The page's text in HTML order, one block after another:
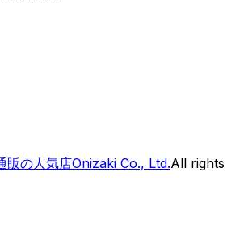
販の人気店Onizaki Co., Ltd.All rights